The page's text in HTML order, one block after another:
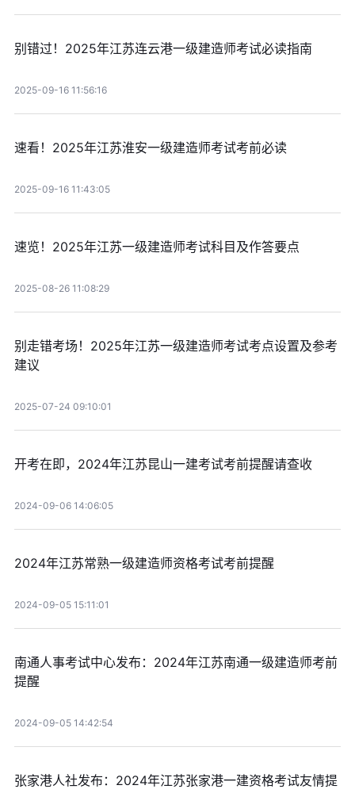
别错过！2025年江苏连云港一级建造师考试必读指南
2025-09-16 11:56:16
速看！2025年江苏淮安一级建造师考试考前必读
2025-09-16 11:43:05
速览！2025年江苏一级建造师考试科目及作答要点
2025-08-26 11:08:29
别走错考场！2025年江苏一级建造师考试考点设置及参考
建议
2025-07-24 09:10:01
开考在即，2024年江苏昆山一建考试考前提醒请查收
2024-09-06 14:06:05
2024年江苏常熟一级建造师资格考试考前提醒
2024-09-05 15:11:01
南通人事考试中心发布：2024年江苏南通一级建造师考前
提醒
2024-09-05 14:42:54
张家港人社发布：2024年江苏张家港一建资格考试友情提